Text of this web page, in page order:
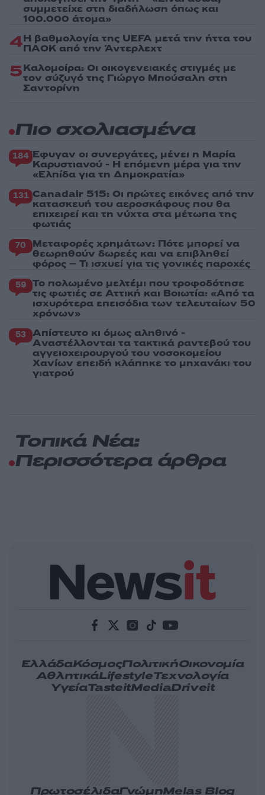
συμμετείχε στη διαδήλωση όπως και
100.000 άτομα»
4Η βαθμολογία της UEFA μετά την ήττα του
ΠΑΟΚ από την Άντερλεχτ
5Καλομοίρα: Οι οικογενειακές στιγμές με
τον σύζυγό της Γιώργο Μπούσαλη στη
Σαντορίνη
Πιο σχολιασμένα
184 Έφυγαν οι συνεργάτες, μένει η Μαρία
Καρυστιανού - Η επόμενη μέρα για την
«Ελπίδα για τη Δημοκρατία»
131 Canadair 515: Οι πρώτες εικόνες από την
κατασκευή του αεροσκάφους που θα
επιχειρεί και τη νύχτα στα μέτωπα της
φωτιάς
70 Μεταφορές χρημάτων: Πότε μπορεί να
θεωρηθούν δωρεές και να επιβληθεί
φόρος – Τι ισχυεί για τις γονικές παροχές
59 Το πολωμένο μελτέμι που τροφοδότησε
τις φωτιές σε Αττική και Βοιωτία: «Από τα
ισχυρότερα επεισόδια των τελευταίων 50
χρόνων»
53 Απίστευτο κι όμως αληθινό -
Aναστέλλονται τα τακτικά ραντεβού του
αγγειοχειρουργού του νοσοκομείου
Χανίων επειδή κλάπηκε το μηχανάκι του
γιατρού
Τοπικά Νέα:
Περισσότερα άρθρα
ΕλλάδαΚόσμοςΠολιτικήΟικονομία
ΑθλητικάLifestyleΤεχνολογία
ΥγείαTasteitMediaDriveit
ΠρωτοσέλιδαΓνώμηMelas Blog